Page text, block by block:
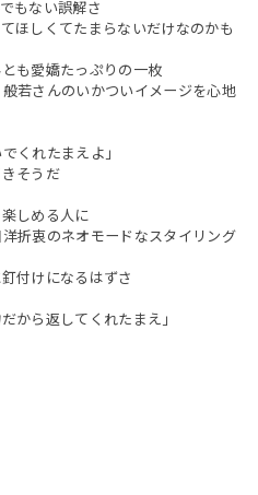
もない誤解さ
ほしくてたまらないだけなのかも
も愛嬌たっぷりの一枚
若さんのいかついイメージを心地
くれたまえよ」
そうだ
しめる人に
折衷のネオモードなスタイリング
付けになるはずさ
から返してくれたまえ」